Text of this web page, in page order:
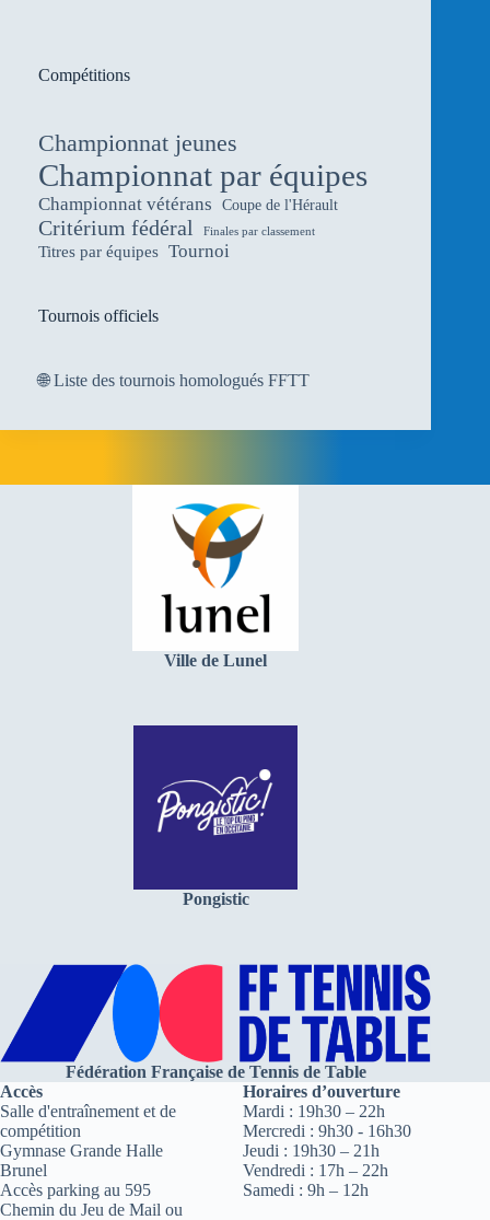
Compétitions
Championnat jeunes
Championnat par équipes
Championnat vétérans Coupe de l'Hérault
Critérium fédéral Finales par classement
Titres par équipes Tournoi
Tournois officiels
🌐Liste des tournois homologués FFTT
Ville de Lunel
Pongistic
Fédération Française de Tennis de Table
Accès
Salle d'entraînement et de
compétition
Gymnase Grande Halle
Brunel
Accès parking au 595
Chemin du Jeu de Mail ou
Horaires d’ouverture
Mardi : 19h30 – 22h
Mercredi : 9h30 - 16h30
Jeudi : 19h30 – 21h
Vendredi : 17h – 22h
Samedi : 9h – 12h